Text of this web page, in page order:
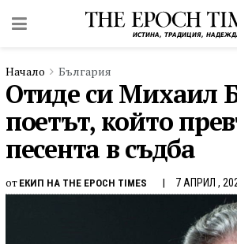
Начало България
Отиде си Михаил
поетът, който
песента в съдба
от ЕКИП НА THE EPOCH TIMES 7 АПРИЛ ,